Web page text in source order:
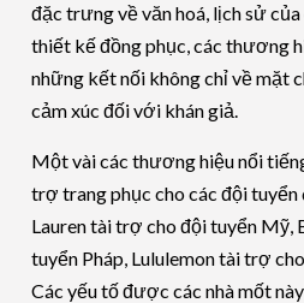
đặc trưng về văn hoá, lịch sử
thiết kế đồng phục, các thương
những kết nối không chỉ về mặt
cảm xúc đối với khán giả.
Một vài các thương hiệu nổi
trợ trang phục cho các đội tuyển
Lauren tài trợ cho đội tuyển
tuyển Pháp, Lululemon tài trợ
Các yếu tố được các nhà mốt